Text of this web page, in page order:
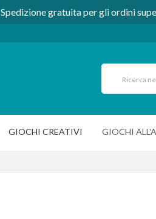
Spedizione gratuita per gli ordini
GIOCHI CREATIVI GIOCHI